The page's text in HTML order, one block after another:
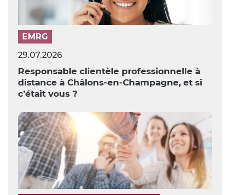
EMRG
29.07.2026
Responsable clientèle professionnelle à
distance à Châlons-en-Champagne, et si
c’était vous ?